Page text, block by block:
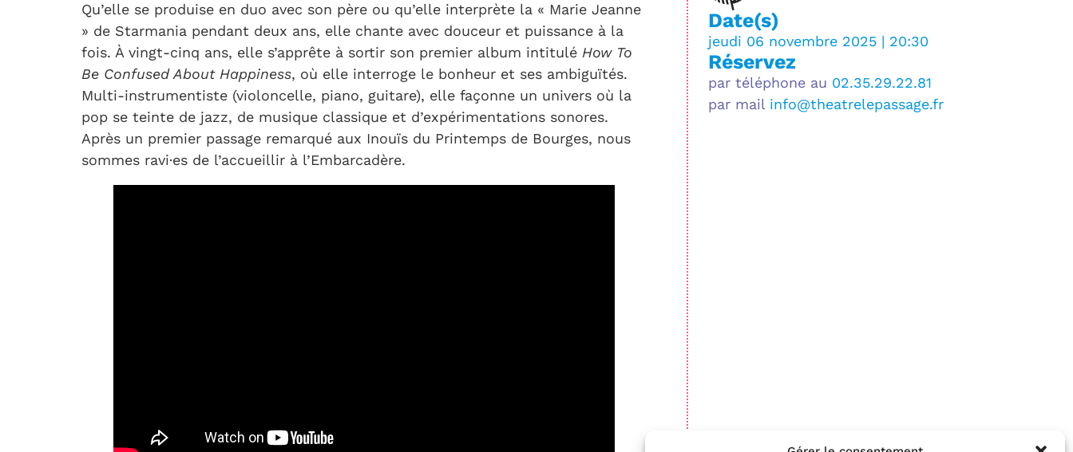
Qu’elle se produise en duo avec son père ou qu’elle interprète la « Marie Jeanne
» de Starmania pendant deux ans, elle chante avec douceur et puissance à la
fois. À vingt-cinq ans, elle s’apprête à sortir son premier album intitulé How To
Be Confused About Happiness, où elle interroge le bonheur et ses ambiguïtés.
Multi-instrumentiste (violoncelle, piano, guitare), elle façonne un univers où la
pop se teinte de jazz, de musique classique et d’expérimentations sonores.
Après un premier passage remarqué aux Inouïs du Printemps de Bourges, nous
sommes ravi·es de l’accueillir à l’Embarcadère.
Date(s)
jeudi 06 novembre 2025 | 20:30
Réservez
par téléphone au 02.35.29.22.81
par mail info@theatrelepassage.fr